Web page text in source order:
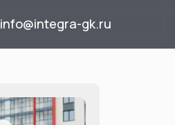
info@integra-gk.ru